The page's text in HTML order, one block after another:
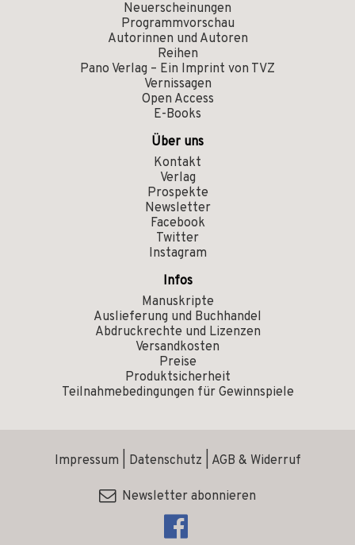
Neuerscheinungen
Programmvorschau
Autorinnen und Autoren
Reihen
Pano Verlag – Ein Imprint von TVZ
Vernissagen
Open Access
E-Books
Über uns
Kontakt
Verlag
Prospekte
Newsletter
Facebook
Twitter
Instagram
Infos
Manuskripte
Auslieferung und Buchhandel
Abdruckrechte und Lizenzen
Versandkosten
Preise
Produktsicherheit
Teilnahmebedingungen für Gewinnspiele
Impressum Datenschutz AGB & Widerruf
Newsletter abonnieren